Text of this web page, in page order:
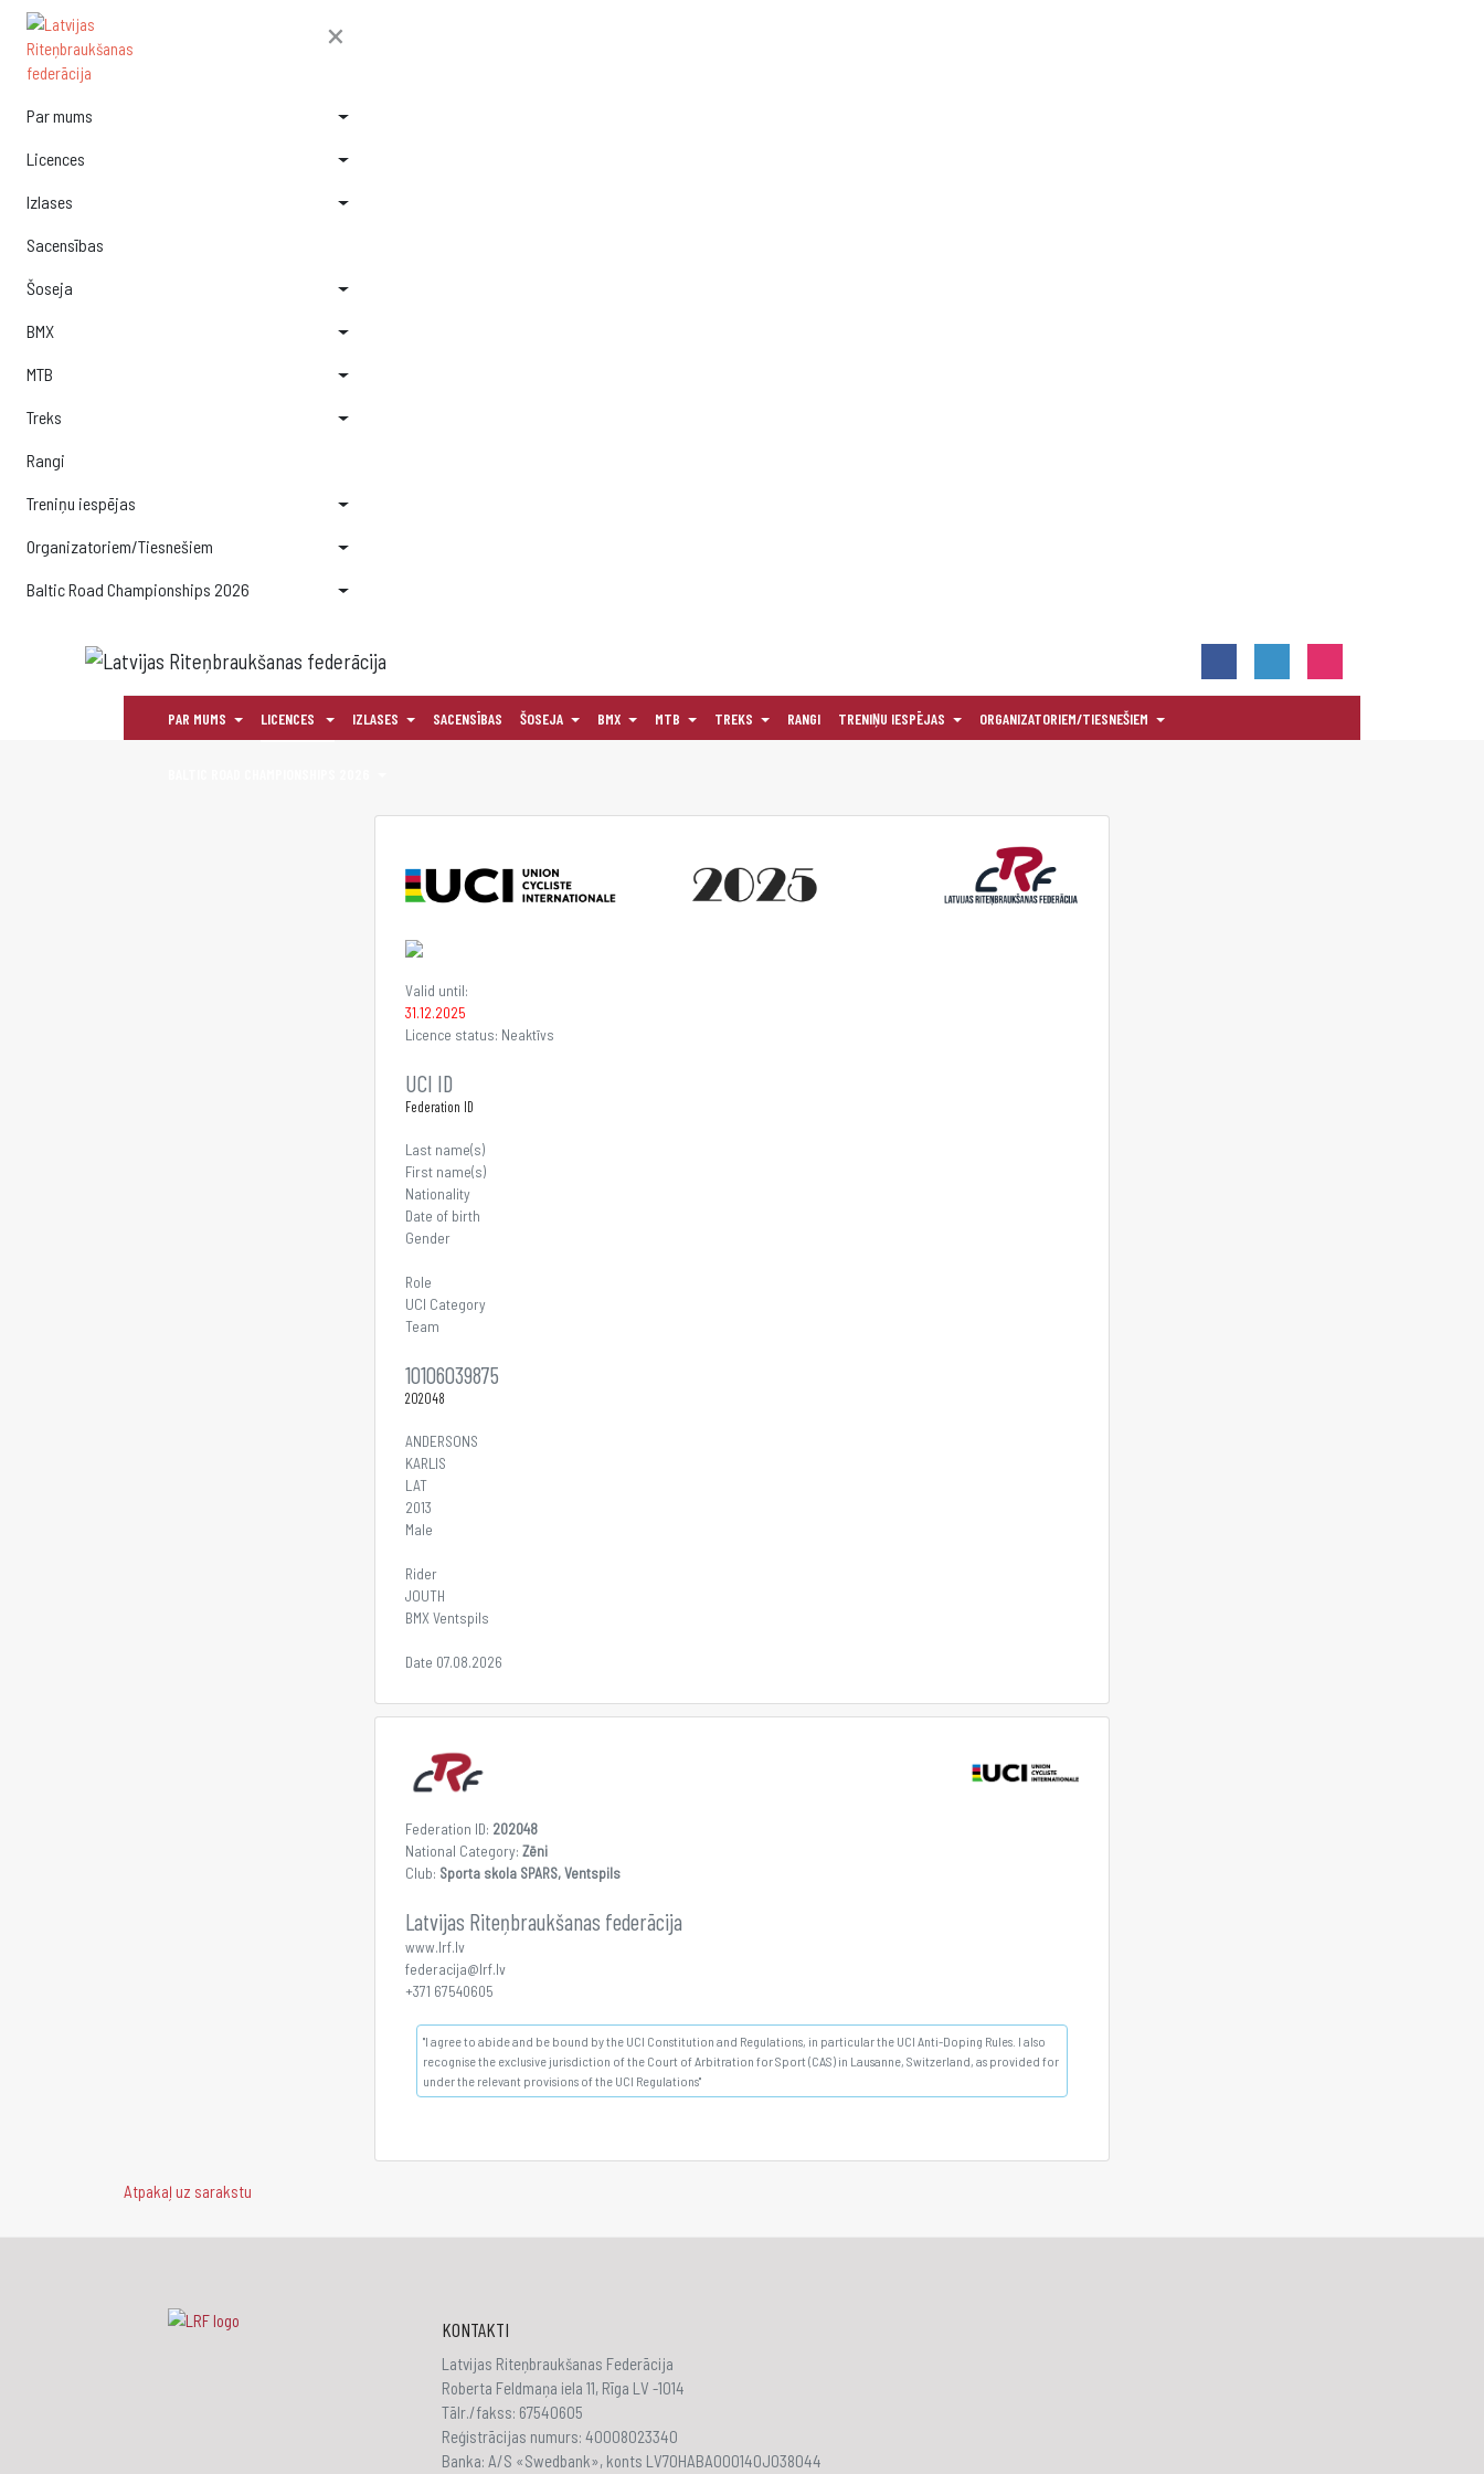
×
Par mums
Licences
Izlases
Sacensības
Šoseja
BMX
MTB
Treks
Rangi
Treniņu iespējas
Organizatoriem/Tiesnešiem
Baltic Road Championships 2026
PAR MUMS LICENCES IZLASES SACENSĪBAS ŠOSEJA BMX MTB TREKS RANGI TRENIŅU IESPĒJAS ORGANIZATORIEM/TIESNEŠIEM
Valid until:
31.12.2025
Licence status: Neaktīvs
UCI ID
Federation ID
Last name(s)
First name(s)
Nationality
Date of birth
Gender
Role
UCI Category
Team
10106039875
202048
ANDERSONS
KARLIS
LAT
2013
Male
Rider
JOUTH
BMX Ventspils
Date 07.08.2026
Federation ID: 202048
National Category: Zēni
Club: Sporta skola SPARS, Ventspils
Latvijas Riteņbraukšanas federācija
www.lrf.lv
federacija@lrf.lv
+371 67540605
"I agree to abide and be bound by the UCI Constitution and Regulations, in particular the UCI Anti-Doping Rules. I also
recognise the exclusive jurisdiction of the Court of Arbitration for Sport (CAS) in Lausanne, Switzerland, as provided for
under the relevant provisions of the UCI Regulations"
Atpakaļ uz sarakstu
KONTAKTI
Latvijas Riteņbraukšanas Federācija
Roberta Feldmaņa iela 11, Rīga LV -1014
Tālr./fakss: 67540605
Reģistrācijas numurs: 40008023340
Banka: A/S «Swedbank», konts LV70HABA000140J038044